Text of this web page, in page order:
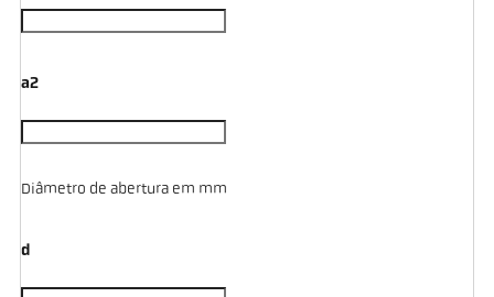
a2
Diâmetro de abertura em mm
d